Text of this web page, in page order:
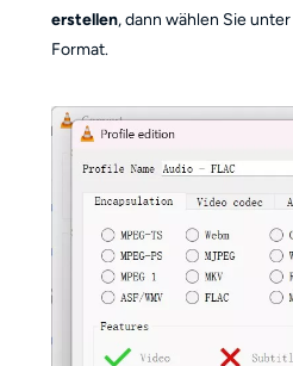
erstellen, dann wählen Sie unter
Format.